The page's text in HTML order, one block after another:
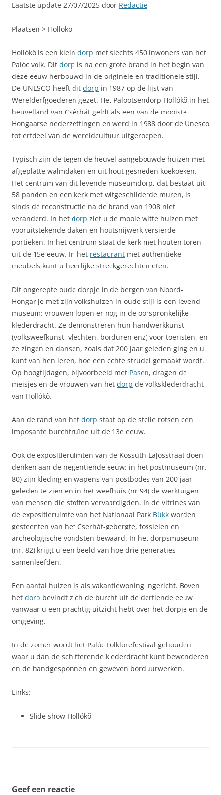
Laatste update 27/07/2025 door Redactie
Plaatsen > Holloko
Hollókö is een klein dorp met slechts 450 inwoners van het
Palóc volk. Dit dorp is na een grote brand in het begin van
deze eeuw herbouwd in de originele en traditionele stijl.
De UNESCO heeft dit dorp in 1987 op de lijst van
Werelderfgoederen gezet. Het Palootsendorp Hollókõ in het
heuvelland van Csérhát geldt als een van de mooiste
Hongaarse nederzettingen en werd in 1988 door de Unesco
tot erfdeel van de wereldcultuur uitgeroepen.
Typisch zijn de tegen de heuvel aangebouwde huizen met
afgeplatte walmdaken en uit hout gesneden koekoeken.
Het centrum van dit levende museumdorp, dat bestaat uit
58 panden en een kerk met witgeschilderde muren, is
sinds de reconstructie na de brand van 1908 niet
veranderd. In het dorp ziet u de mooie witte huizen met
vooruitstekende daken en houtsnijwerk versierde
portieken. In het centrum staat de kerk met houten toren
uit de 15e eeuw. In het restaurant met authentieke
meubels kunt u heerlijke streekgerechten eten.
Dit ongerepte oude dorpje in de bergen van Noord-
Hongarije met zijn volkshuizen in oude stijl is een levend
museum: vrouwen lopen er nog in de oorspronkelijke
klederdracht. Ze demonstreren hun handwerkkunst
(volksweefkunst, vlechten, borduren enz) voor toeristen, en
ze zingen en dansen, zoals dat 200 jaar geleden ging en u
kunt van hen leren, hoe een echte strudel gemaakt wordt.
Op hoogtijdagen, bijvoorbeeld met Pasen, dragen de
meisjes en de vrouwen van het dorp de volksklederdracht
van Hollókõ.
Aan de rand van het dorp staat op de steile rotsen een
imposante burchtruïne uit de 13e eeuw.
Ook de expositieruimten van de Kossuth-Lajosstraat doen
denken aan de negentiende eeuw: in het postmuseum (nr.
80) zijn kleding en wapens van postbodes van 200 jaar
geleden te zien en in het weefhuis (nr 94) de werktuigen
van mensen die stoffen vervaardigden. In de vitrines van
de expositieruimte van het Nationaal Park Bükk worden
gesteenten van het Cserhát-gebergte, fossielen en
archeologische vondsten bewaard. In het dorpsmuseum
(nr. 82) krijgt u een beeld van hoe drie generaties
samenleefden.
Een aantal huizen is als vakantiewoning ingericht. Boven
het dorp bevindt zich de burcht uit de dertiende eeuw
vanwaar u een prachtig uitzicht hebt over het dorpje en de
omgeving.
In de zomer wordt het Palóc Folklorefestival gehouden
waar u dan de schitterende klederdracht kunt bewonderen
en de handgesponnen en geweven borduurwerken.
Links:
Slide show Hollókõ
Geef een reactie